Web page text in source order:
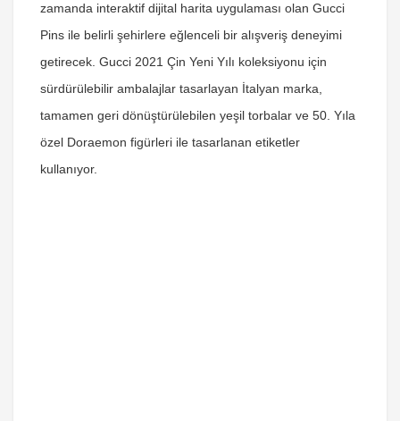
zamanda interaktif dijital harita uygulaması olan Gucci
Pins ile belirli şehirlere eğlenceli bir alışveriş deneyimi
getirecek. Gucci 2021 Çin Yeni Yılı koleksiyonu için
sürdürülebilir ambalajlar tasarlayan İtalyan marka,
tamamen geri dönüştürülebilen yeşil torbalar ve 50. Yıla
özel Doraemon figürleri ile tasarlanan etiketler
kullanıyor.